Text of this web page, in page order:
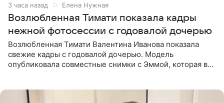
3 часа назад Елена Нужная
Возлюбленная Тимати показала кадры
нежной фотосессии с годовалой дочерью
Возлюбленная Тимати Валентина Иванова показала
свежие кадры с годовалой дочерью. Модель
опубликовала совместные снимки с Эммой, которая в